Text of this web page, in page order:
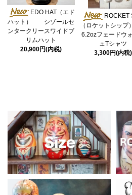
EDO HAT（エド
ハット） シゾールセ
ンタークリースワイドブ
リムハット
20,900円(内税)
ROCKET
（ロケットシッ
6.2ozフェードウ
ュTシャツ
3,300円(内税)